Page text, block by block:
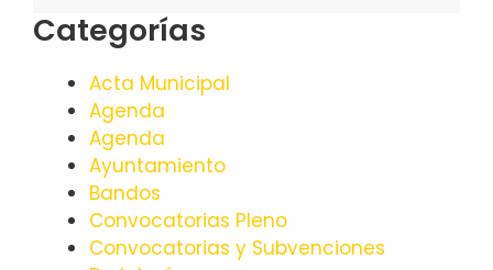
Categorías
Acta Municipal
Agenda
Agenda
Ayuntamiento
Bandos
Convocatorias Pleno
Convocatorias y Subvenciones